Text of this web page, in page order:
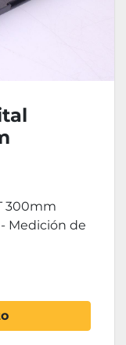
300mm
Medición de